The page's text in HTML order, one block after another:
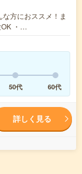
な方におススメ！ま
OK ・…
50代 60代
詳しく見る